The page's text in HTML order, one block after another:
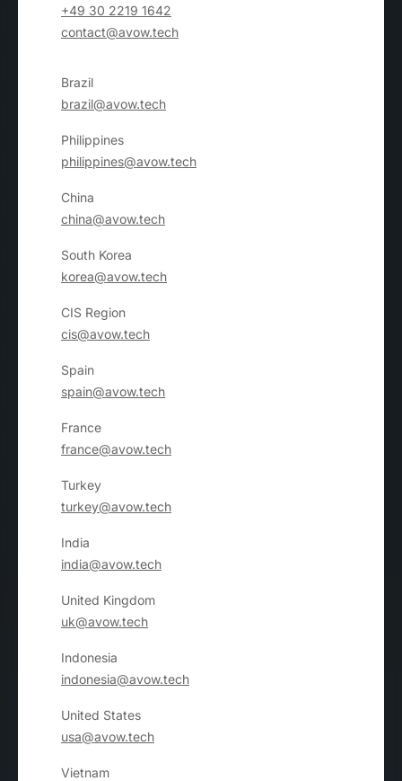
+49 30 2219 1642
contact@avow.tech
Brazil
brazil@avow.tech
Philippines
philippines@avow.tech
China
china@avow.tech
South Korea
korea@avow.tech
CIS Region
cis@avow.tech
Spain
spain@avow.tech
France
france@avow.tech
Turkey
turkey@avow.tech
India
india@avow.tech
United Kingdom
uk@avow.tech
Indonesia
indonesia@avow.tech
United States
usa@avow.tech
Vietnam